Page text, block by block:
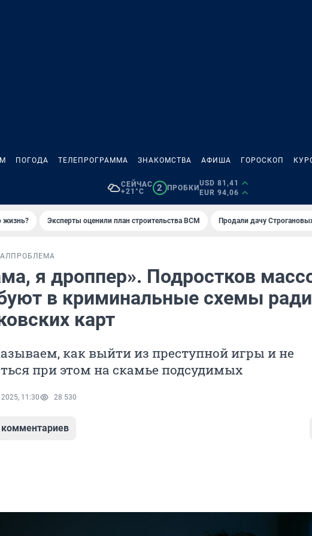
ПОГОДА ТЕЛЕПРОГРАММА ЗНАКОМСТВА АФИША ГОРОСКОП
СЕЙЧАС
+21°C
2 ПРОБКИ
USD 81,41
EUR 94,06
жизнь? Эксперты оценили план строительства ВСМ Продали дачу
ПРОБЛЕМА
я дроппер». Подростков
в криминальные схемы ради
карт
как выйти из преступной игры и не
при этом на скамье подсудимых
11:30 28 530
комментариев